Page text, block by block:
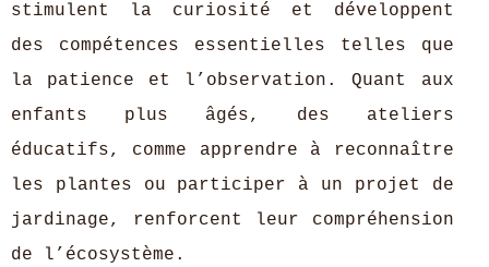
stimulent la curiosité et développent
des compétences essentielles telles que
la patience et l’observation. Quant aux
enfants plus âgés, des ateliers
éducatifs, comme apprendre à reconnaître
les plantes ou participer à un projet de
jardinage, renforcent leur compréhension
de l’écosystème.